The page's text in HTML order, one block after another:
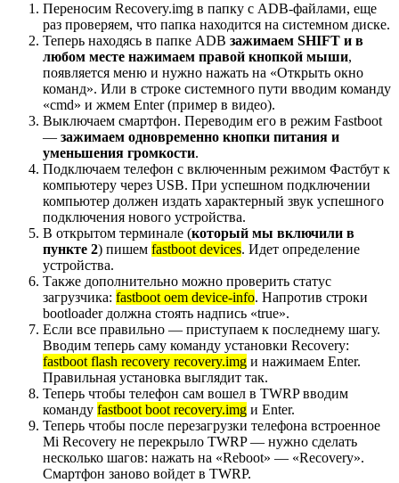
Переносим Recovery.img в папку с ADB-файлами, еще
раз проверяем, что папка находится на системном диске.
Теперь находясь в папке ADB зажимаем SHIFT и в
любом месте нажимаем правой кнопкой мыши,
появляется меню и нужно нажать на «Открыть окно
команд». Или в строке системного пути вводим команду
«cmd» и жмем Enter (пример в видео).
Выключаем смартфон. Переводим его в режим Fastboot
— зажимаем одновременно кнопки питания и
уменьшения громкости.
Подключаем телефон с включенным режимом Фастбут к
компьютеру через USB. При успешном подключении
компьютер должен издать характерный звук успешного
подключения нового устройства.
В открытом терминале (который мы включили в
пункте 2) пишем fastboot devices. Идет определение
устройства.
Также дополнительно можно проверить статус
загрузчика: fastboot oem device-info. Напротив строки
bootloader должна стоять надпись «true».
Если все правильно — приступаем к последнему шагу.
Вводим теперь саму команду установки Recovery:
fastboot flash recovery recovery.img и нажимаем Enter.
Правильная установка выглядит так.
Теперь чтобы телефон сам вошел в TWRP вводим
команду fastboot boot recovery.img и Enter.
Теперь чтобы после перезагрузки телефона встроенное
Mi Recovery не перекрыло TWRP — нужно сделать
несколько шагов: нажать на «Reboot» — «Recovery».
Смартфон заново войдет в TWRP.